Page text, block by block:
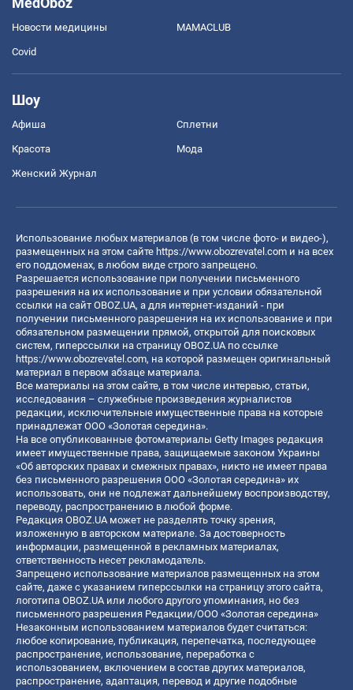
Новости медицины MAMACLUB
Covid
Шоу
Афиша Сплетни
Красота Мода
Женский Журнал
Использование любых материалов (в том числе фото- и видео-),
размещенных на этом сайте https://www.obozrevatel.com и на всех
его поддоменах, в любом виде строго запрещено.
Разрешается использование при получении письменного
разрешения на их использование и при условии обязательной
ссылки на сайт OBOZ.UA, а для интернет-изданий - при
получении письменного разрешения на их использование и при
обязательном размещении прямой, открытой для поисковых
систем, гиперссылки на страницу OBOZ.UA по ссылке
https://www.obozrevatel.com, на которой размещен оригинальный
материал в первом абзаце материала.
Все материалы на этом сайте, в том числе интервью, статьи,
исследования – служебные произведения журналистов
редакции, исключительные имущественные права на которые
принадлежат ООО «Золотая середина».
На все опубликованные фотоматериалы Getty Images редакция
имеет имущественные права, защищаемые законом Украины
«Об авторских правах и смежных правах», никто не имеет права
без письменного разрешения ООО «Золотая середина» их
использовать, они не подлежат дальнейшему воспроизводству,
переводу, распространению в любой форме.
Редакция OBOZ.UA может не разделять точку зрения,
изложенную в авторском материале. За достоверность
информации, размещенной в рекламных материалах,
ответственность несет рекламодатель.
Запрещено использование материалов размещенных на этом
сайте, даже с указанием гиперссылки на страницу этого сайта,
логотипа OBOZ.UA или любого другого упоминания, но без
письменного разрешения Редакции/ООО «Золотая середина»
Незаконным использованием материалов будет считаться:
любое копирование, публикация, перепечатка, последующее
распространение, использование, переработка с
использованием, включением в состав других материалов,
распространение, адаптация, перевод и другие подобные